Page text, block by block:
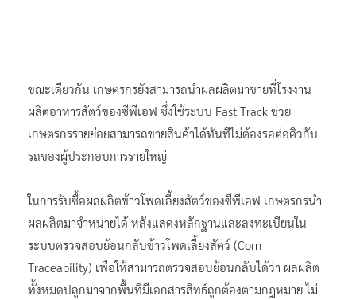
ขณะเดียวกัน เกษตรกรยังสามารถนำผลผลิตมาขายที่โรงงาน
ผลิตอาหารสัตว์ของซีพีเอฟ ซึ่งใช้ระบบ Fast Track ช่วย
เกษตรกรรายย่อยสามารถขายสินค้าได้ทันทีไม่ต้องรอต่อคิวกับ
รถของผู้ประกอบการรายใหญ่
ในการรับซื้อผลผลิตข้าวโพดเลี้ยงสัตว์ของซีพีเอฟ เกษตรกรนำ
ผลผลิตมาจำหน่ายได้ หลังแสดงหลักฐานและลงทะเบียนใน
ระบบตรวจสอบย้อนกลับข้าวโพดเลี้ยงสัตว์ (Corn
Traceability) เพื่อให้สามารถตรวจสอบย้อนกลับได้ว่า ผลผลิต
ทั้งหมดปลูกมาจากพื้นที่มีเอกสารสิทธ์ถูกต้องตามกฎหมาย ไม่